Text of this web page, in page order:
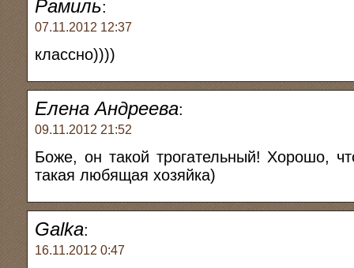
Рамиль:
07.11.2012 12:37
классно))))
Елена Андреева:
09.11.2012 21:52
Боже, он такой трогательный! Хорошо,
такая любящая хозяйка)
Galka:
16.11.2012 0:47